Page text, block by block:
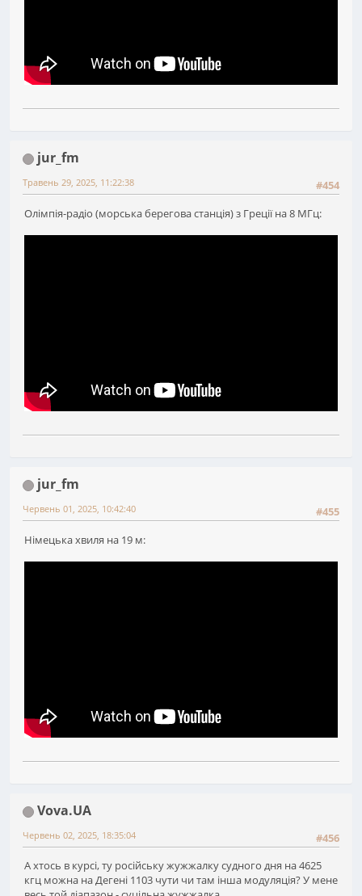
jur_fm
#454
Травень 29, 2025, 11:22:38
Олімпія-радіо (морська берегова станція) з Греції на 8 МГц:
jur_fm
#455
Червень 01, 2025, 10:42:40
Німецька хвиля на 19 м:
Vova.UA
#456
Червень 02, 2025, 18:35:04
А хтось в курсі, ту російську жужжалку судного дня на 4625
кгц можна на Дегені 1103 чути чи там інша модуляція? У мене